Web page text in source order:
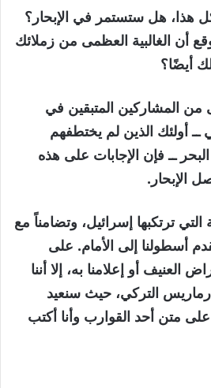
هذا، هل ستستمر في الإبحار؟
أن الغالبية العظمى من زملائك
أيضًا؟
من المشاركين المتبقين في
أولئك الذين لم يختطفهم
ــ فإن الإجابات على هذه
الإبحار.
التي ترتكبها إسرائيل، وتضامناً مع
أسطولنا إلى الأمام. على
العنيف أو إعلامنا به، إلا أننا
التركي، حيث سنعيد
متن أحد القوارب وأنا أكتب